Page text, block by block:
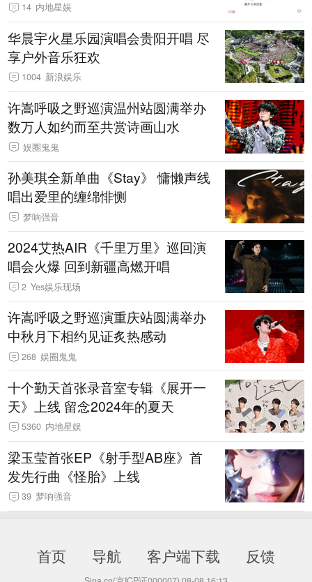
14 内地星娱
华晨宇火星乐园演唱会贵阳开唱 尽
享户外音乐狂欢
1004 新浪娱乐
许嵩呼吸之野巡演温州站圆满举办
数万人如约而至共赏诗画山水
娱圈鬼鬼
孙美琪全新单曲《Stay》 慵懒声线
唱出爱里的缠绵悱恻
梦响强音
2024艾热AIR《千里万里》巡回演
唱会火爆 回到新疆高燃开唱
2 Yes娱乐现场
许嵩呼吸之野巡演重庆站圆满举办
中秋月下相约见证炙热感动
268 娱圈鬼鬼
十个勤天首张录音室专辑《展开一
天》上线 留念2024年的夏天
5360 内地星娱
梁玉莹首张EP《射手型AB座》首
发先行曲《怪胎》上线
39 梦响强音
首页 导航 客户端下载 反馈